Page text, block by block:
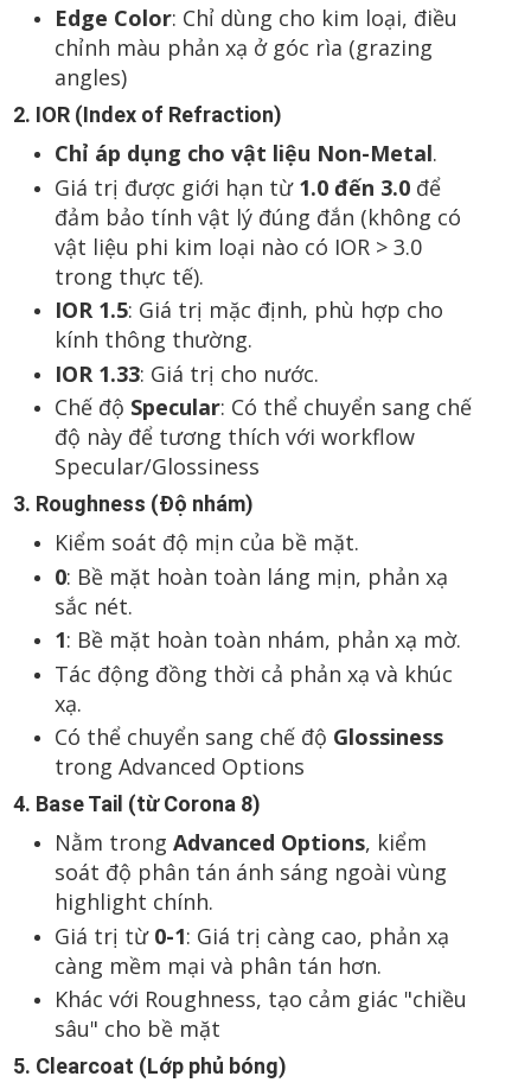
Edge Color: Chỉ dùng cho kim loại, điều
chỉnh màu phản xạ ở góc rìa (grazing
angles)
2. IOR (Index of Refraction)
Chỉ áp dụng cho vật liệu Non-Metal.
Giá trị được giới hạn từ 1.0 đến 3.0 để
đảm bảo tính vật lý đúng đắn (không có
vật liệu phi kim loại nào có IOR > 3.0
trong thực tế).
IOR 1.5: Giá trị mặc định, phù hợp cho
kính thông thường.
IOR 1.33: Giá trị cho nước.
Chế độ Specular: Có thể chuyển sang chế
độ này để tương thích với workflow
Specular/Glossiness
3. Roughness (Độ nhám)
Kiểm soát độ mịn của bề mặt.
0: Bề mặt hoàn toàn láng mịn, phản xạ
sắc nét.
1: Bề mặt hoàn toàn nhám, phản xạ mờ.
Tác động đồng thời cả phản xạ và khúc
xạ.
Có thể chuyển sang chế độ Glossiness
trong Advanced Options
4. Base Tail (từ Corona 8)
Nằm trongAdvanced Options, kiểm
soát độ phân tán ánh sáng ngoài vùng
highlight chính.
Giá trị từ 0-1: Giá trị càng cao, phản xạ
càng mềm mại và phân tán hơn.
Khác với Roughness, tạo cảm giác "chiều
sâu" cho bề mặt
5. Clearcoat (Lớp phủ bóng)